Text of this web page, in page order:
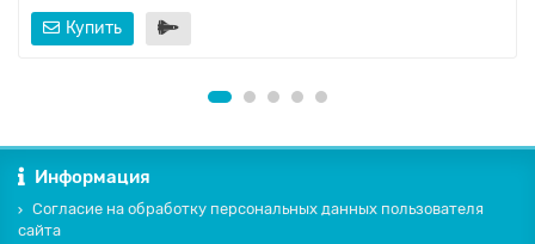
Купить
Информация
Согласие на обработку персональных данных пользователя
сайта